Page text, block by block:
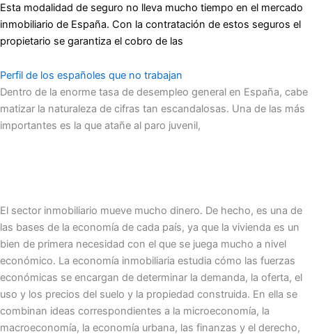
Esta modalidad de seguro no lleva mucho tiempo en el mercado
inmobiliario de España. Con la contratación de estos seguros el
propietario se garantiza el cobro de las
Perfil de los españoles que no trabajan
Dentro de la enorme tasa de desempleo general en España, cabe
matizar la naturaleza de cifras tan escandalosas. Una de las más
importantes es la que atañe al paro juvenil,
El sector inmobiliario mueve mucho dinero. De hecho, es una de
las bases de la economía de cada país, ya que la vivienda es un
bien de primera necesidad con el que se juega mucho a nivel
económico. La economía inmobiliaria estudia cómo las fuerzas
económicas se encargan de determinar la demanda, la oferta, el
uso y los precios del suelo y la propiedad construida. En ella se
combinan ideas correspondientes a la microeconomía, la
macroeconomía, la economía urbana, las finanzas y el derecho,